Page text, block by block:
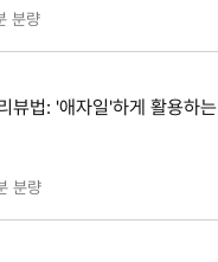
분량
뷰법: '애자일'하게 활용하는
분량